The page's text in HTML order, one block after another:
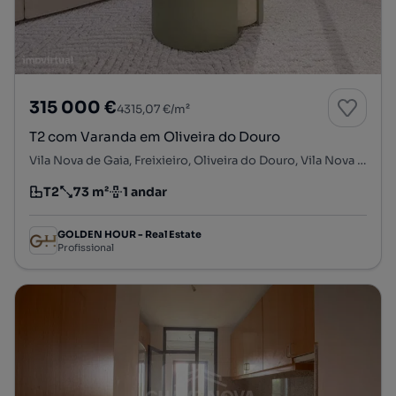
315 000 €4315,07 €/m²
T2 com Varanda em Oliveira do Douro
Vila Nova de Gaia, Freixieiro, Oliveira do Douro, Vila Nova de Gaia, Porto
Tipologia
T2
Preço por metro quadrado
73 m²
Andar 1 andar
GOLDEN HOUR - Real Estate
Profissional